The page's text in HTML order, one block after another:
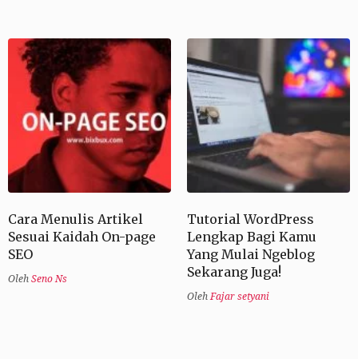
Cara Menulis Artikel
Sesuai Kaidah On-page
SEO
Oleh Seno Ns
Tutorial WordPress
Lengkap Bagi Kamu
Yang Mulai Ngeblog
Sekarang Juga!
OlehFajar setyani